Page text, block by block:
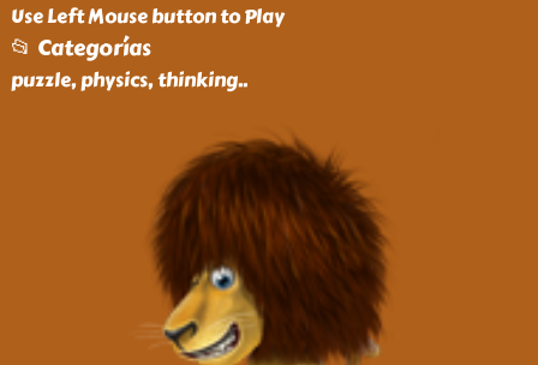
Use Left Mouse button to Play
📂 Categorías
puzzle, physics, thinking..